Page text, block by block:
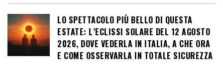
LO SPETTACOLO PIÙ BELLO DI QUESTA
ESTATE: L’ECLISSI SOLARE DEL 12 AGOSTO
2026, DOVE VEDERLA IN ITALIA, A CHE ORA
E COME OSSERVARLA IN TOTALE SICUREZZA